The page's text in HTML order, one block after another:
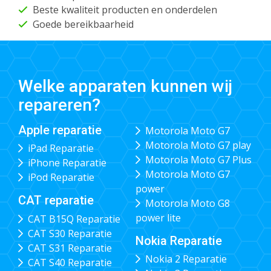
Beste kwaliteit producten en onderdelen
Goede bereikbaarheid
Welke apparaten kunnen wij
repareren?
Apple reparatie
iPad Reparatie
iPhone Reparatie
iPod Reparatie
CAT reparatie
CAT B15Q Reparatie
CAT S30 Reparatie
CAT S31 Reparatie
CAT S40 Reparatie
Motorola Moto G7
Motorola Moto G7 play
Motorola Moto G7 Plus
Motorola Moto G7
power
Motorola Moto G8
power lite
Nokia Reparatie
Nokia 2 Reparatie